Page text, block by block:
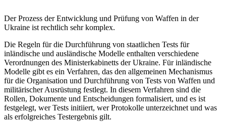
Der Prozess der Entwicklung und Prüfung von Waffen in der
Ukraine ist rechtlich sehr komplex.
Die Regeln für die Durchführung von staatlichen Tests für
inländische und ausländische Modelle enthalten verschiedene
Verordnungen des Ministerkabinetts der Ukraine. Für inländische
Modelle gibt es ein Verfahren, das den allgemeinen Mechanismus
für die Organisation und Durchführung von Tests von Waffen und
militärischer Ausrüstung festlegt. In diesem Verfahren sind die
Rollen, Dokumente und Entscheidungen formalisiert, und es ist
festgelegt, wer Tests initiiert, wer Protokolle unterzeichnet und was
als erfolgreiches Testergebnis gilt.